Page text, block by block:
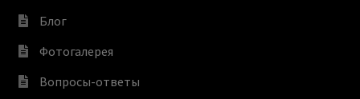
Блог
Фотогалерея
Вопросы-ответы